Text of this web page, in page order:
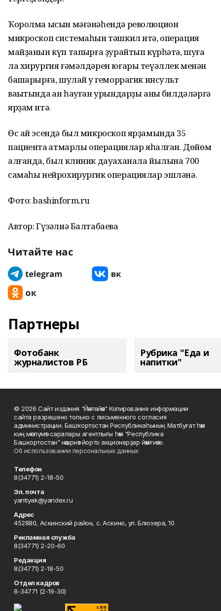
Ҡоролма ысын мәғәнәһендә революцион
микроскоп системаһын тәшкил итә, операция
майҙанын күп тапҡырға ҙурайтып күрһәтә, шуға
ла хирургия ғәмәлдәрен юғары теүәллек менән
башҡарырға, шулай уҡ геморрагик инсульт
ваҡытында ҡан һауған урындарҙы аныҡ билдәләргә
ярҙам итә.
Өс ай эсендә был микроскоп ярҙамында 35
пациентҡа ҡатмарлы операциялар яһалған. Дөйөм
алғанда, был клиник дауаханала йылына 700
самаһы нейрохирургик операциялар эшләнә.
Фото: bashinform.ru
Автор: Гүзәлиә Балтабаева
Читайте нас
Партнеры
Фотобанк
журналистов РБ
Рубрика "Еда и
напитки"
© 2026 Сайт издания "Йәнтөйәк" Копирование информации
сайта разрешено только с письменного согласия
администрации. Башҡортостан Республикаһының Матбуғат һәм
киң мәғлүмәт саралары агентлығы һәм "Республика
Башкортостан" нәшриәт йорто акционерҙар йәмғиәте.
Об использовании персональных данных
Телефон
8(34771) 2-18-50
Эл. почта
yantiyak@yandex.ru
Адрес
452880, Аскинский район, с. Аскино, ул. Блюхера, 10
Рекламная служба
8(34771) 2-20-60
Редакция
8(34771) 2-18-50
Отдел кадров
8-34771 (2-19-30)